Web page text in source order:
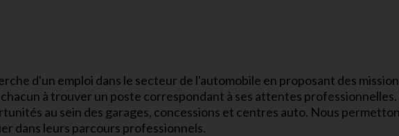
d'un emploi dans le secteur de l'automobile en proposant des
à trouver un poste correspondant à ses attentes professionnelles.
au sein des garages, concessions et centres auto. Nous
dans leurs parcours professionnels.